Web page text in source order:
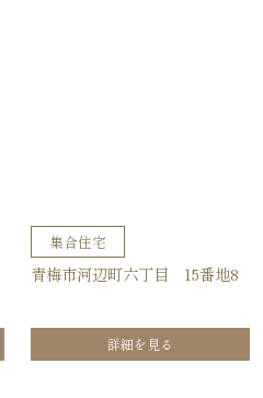
集合住宅
青梅市河辺町六丁目 15番地8
詳細を見る